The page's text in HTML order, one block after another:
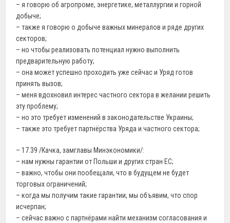
– я говорю об агропроме, энергетике, металлургии и горной
добыче;
– также я говорю о добыче важных минералов и ряде других
секторов;
– но чтобы реализовать потенциал нужно выполнить
предварительную работу;
– она может успешно проходить уже сейчас и Уряд готов
принять вызов;
– меня вдохновил интерес частного сектора в желании решить
эту проблему;
– но это требует изменений в законодательстве Украины;
– также это требует партнёрства Уряда и частного сектора;
– 17.39 /Качка, замглавы Минэкономики/:
– нам нужны гарантии от Польши и других стран ЕС;
– важно, чтобы они пообещали, что в будущем не будет
торговых ограничений;
– когда мы получим такие гарантии, мы объявим, что спор
исчерпан;
– сейчас важно с партнёрами найти механизм согласования и